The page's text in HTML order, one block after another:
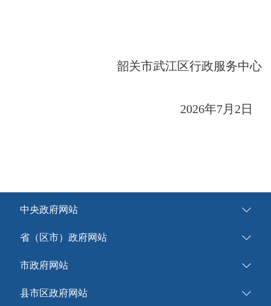
韶关市武江区行政服务中心
2026年7月2日
中央政府网站
省（区市）政府网站
市政府网站
县市区政府网站